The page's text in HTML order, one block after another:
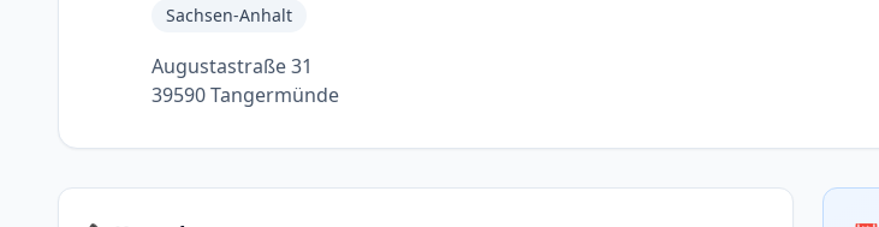
Sachsen-Anhalt
Augustastraße 31
39590 Tangermünde